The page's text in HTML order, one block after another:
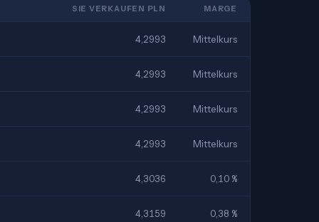
SIE VERKAUFEN PLN MARGE
4,2993 Mittelkurs
4,2993 Mittelkurs
4,2993 Mittelkurs
4,2993 Mittelkurs
4,3036 0,10 %
4,3159 0,38 %